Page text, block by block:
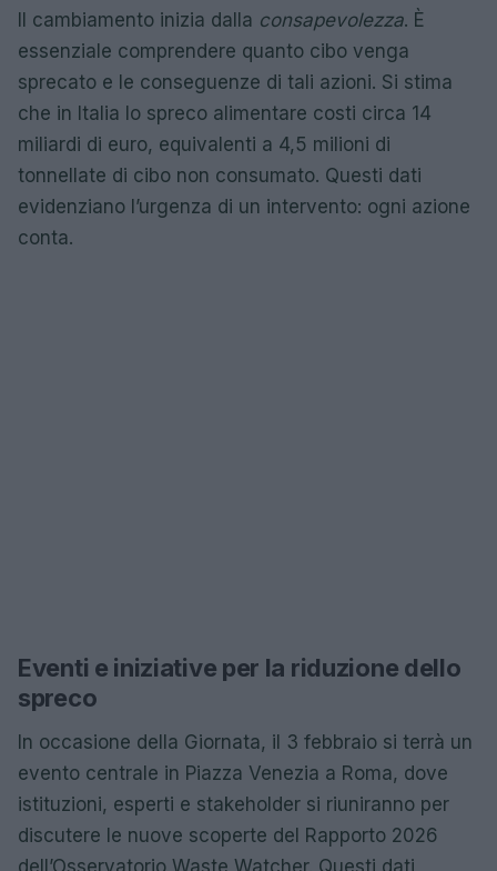
Il cambiamento inizia dalla consapevolezza. È
essenziale comprendere quanto cibo venga
sprecato e le conseguenze di tali azioni. Si stima
che in Italia lo spreco alimentare costi circa 14
miliardi di euro, equivalenti a 4,5 milioni di
tonnellate di cibo non consumato. Questi dati
evidenziano l’urgenza di un intervento: ogni azione
conta.
Eventi e iniziative per la riduzione dello
spreco
In occasione della Giornata, il 3 febbraio si terrà un
evento centrale in Piazza Venezia a Roma, dove
istituzioni, esperti e stakeholder si riuniranno per
discutere le nuove scoperte del Rapporto 2026
dell’Osservatorio Waste Watcher. Questi dati